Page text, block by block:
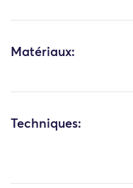
Matériaux:
Techniques: